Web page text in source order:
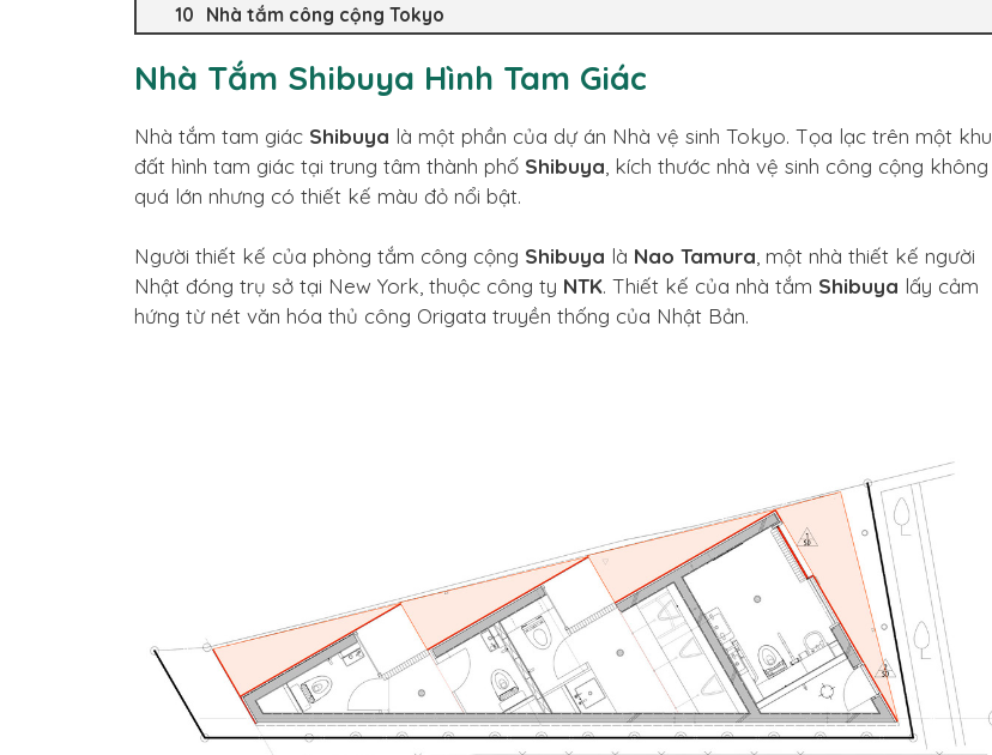
Nhà tắm công cộng Tokyo
Nhà Tắm Shibuya Hình Tam Giác
Nhà tắm tam giác Shibuya là một phần của dự án Nhà vệ sinh Tokyo. Tọa lạc trên một khu
đất hình tam giác tại trung tâm thành phố Shibuya , kích thước nhà vệ sinh công cộng không
quá lớn nhưng có thiết kế màu đỏ nổi bật.
Người thiết kế của phòng tắm công cộng Shibuya là Nao Tamura, một nhà thiết kế người
Nhật đóng trụ sở tại New York, thuộc công ty NTK. Thiết kế của nhà tắm Shibuya lấy cảm
hứng từ nét văn hóa thủ công Origata truyền thống của Nhật Bản.